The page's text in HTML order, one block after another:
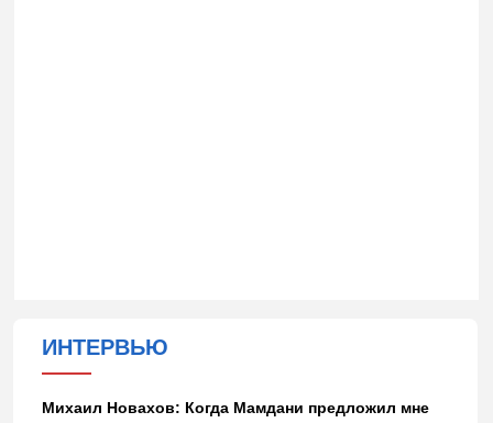
ИНТЕРВЬЮ
Михаил Новахов: Когда Мамдани предложил мне